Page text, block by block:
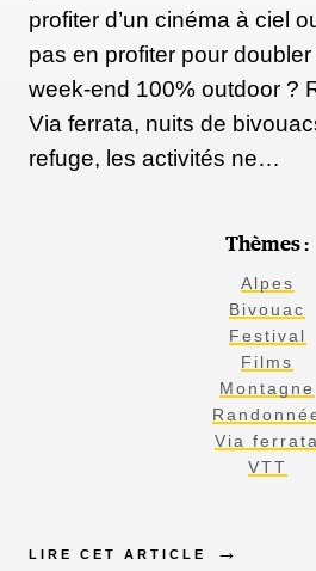
profiter d’un cinéma à ciel
pas en profiter pour doubler
week-end 100% outdoor ?
Via ferrata, nuits de
refuge, les activités ne…
Thèmes :
Alpes
Bivouac
Festival
Films
Montagne
Via ferrata
VTT
LIRE CET ARTICLE